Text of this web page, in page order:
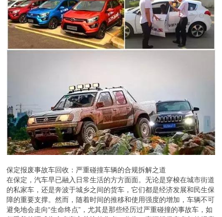
保定报废事故车回收：严重碰撞车辆的合规拆解之道
的私家车，还是奔波于城乡之间的货车，它们都是经济发展和民生保
障的重要支撑。然而，随着时间的推移和使用强度的增加，车辆不可
避免地会走向“生命终点”，尤其是那些经历过严重碰撞的事故车，如
何妥善处理成为众多车主关注的焦点。作为一家深耕保定多年的报废
车回收公司，我们始终致力于为车主提供高效、规范的解决方案，让